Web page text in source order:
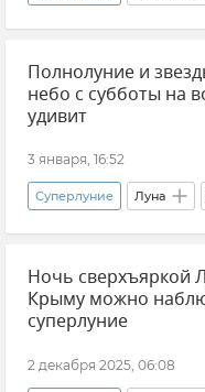
Астрономия Луна
затмение Новости
Парад планет
Полнолуние и
небо с субботы на
удивит
3 января, 16:52
Суперлуние Луна
Земля
Ночь сверхъяркой
Крыму можно
суперлуние
2 декабря 2025, 06:08